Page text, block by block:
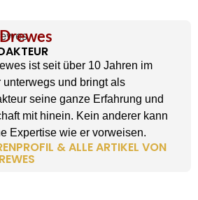
ist seit über 10 Jahren im
unterwegs und bringt als
seine ganze Erfahrung und
mit hinein. Kein anderer kann
Expertise wie er vorweisen.
& ALLE ARTIKEL VON